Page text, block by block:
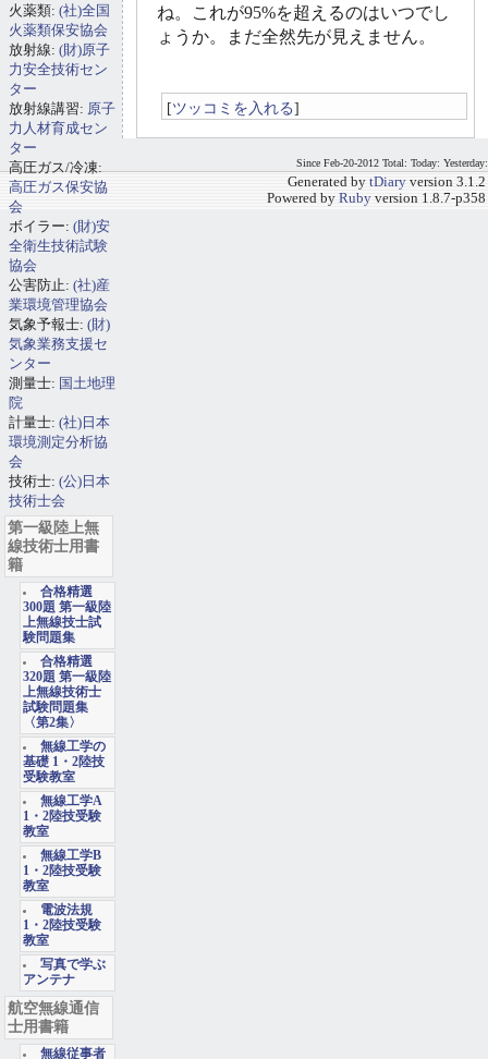
ね。これが95%を超えるのはいつでし
ょうか。まだ全然先が見えません。
[ツッコミを入れる]
火薬類: (社)全国
火薬類保安協会
放射線: (財)原子
力安全技術セン
ター
放射線講習: 原子
力人材育成セン
ター
高圧ガス/冷凍:
高圧ガス保安協
会
ボイラー: (財)安
全衛生技術試験
協会
公害防止: (社)産
業環境管理協会
気象予報士: (財)
気象業務支援セ
ンター
測量士: 国土地理
院
計量士: (社)日本
環境測定分析協
会
技術士: (公)日本
技術士会
第一級陸上無
線技術士用書
籍
合格精選
300題 第一級陸
上無線技士試
験問題集
合格精選
320題 第一級陸
上無線技術士
試験問題集
〈第2集〉
無線工学の
基礎 1・2陸技
受験教室
無線工学A
1・2陸技受験
教室
無線工学B
1・2陸技受験
教室
電波法規
1・2陸技受験
教室
写真で学ぶ
アンテナ
航空無線通信
士用書籍
無線従事者
Since Feb-20-2012 Total: Today: Yesterday:
Generated by tDiary version 3.1.2
Powered by Ruby version 1.8.7-p358